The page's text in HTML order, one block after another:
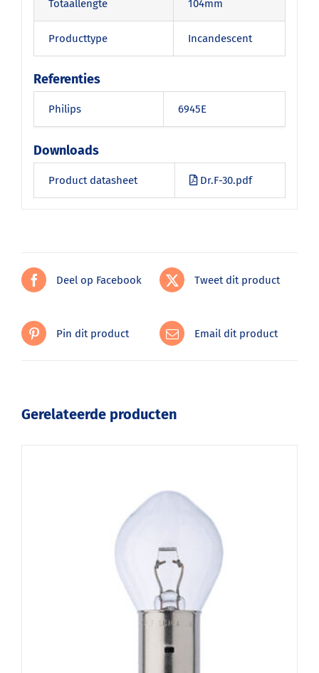
Totaallengte 104mm
Producttype Incandescent
Referenties
Philips 6945E
Downloads
Product datasheet Dr.F-30.pdf
Deel op Facebook Tweet dit product
Pin dit product Email dit product
Gerelateerde producten